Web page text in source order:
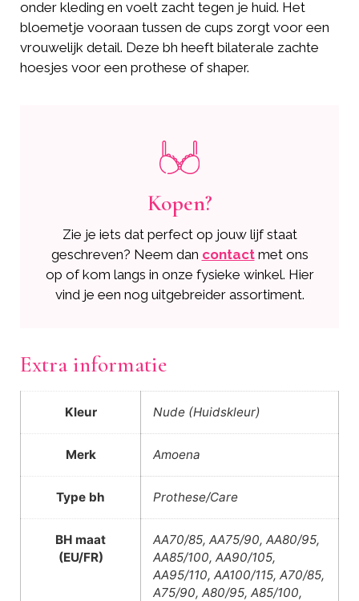
onder kleding en voelt zacht tegen je huid. Het
bloemetje vooraan tussen de cups zorgt voor een
vrouwelijk detail. Deze bh heeft bilaterale zachte
hoesjes voor een prothese of shaper.
Kopen?
Zie je iets dat perfect op jouw lijf staat
geschreven? Neem dan contact met ons
op of kom langs in onze fysieke winkel. Hier
vind je een nog uitgebreider assortiment.
Extra informatie
Kleur Nude (Huidskleur)
Merk Amoena
Type bh Prothese/Care
BH maat
(EU/FR)
AA70/85, AA75/90, AA80/95,
AA85/100, AA90/105,
AA95/110, AA100/115, A70/85,
A75/90, A80/95, A85/100,